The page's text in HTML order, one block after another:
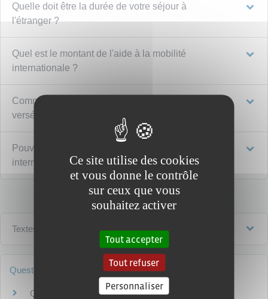
Quelle doit être la durée de votre séjour à
l'étranger ?
Quel est le montant de l'aide à la mobilité
internationale ?
Comment l'aide à la mobilité internationale est-elle
versée ?
Pouvez-vous cumuler l'aide à la mobilité
internationale avec d'autres aides ?
Textes de référence
Questions ? Réponses !
Quelles aides peut percevoir un étudiant ?
Ce site utilise des cookies
et vous donne le contrôle
sur ceux que vous
souhaitez activer
Tout accepter
Tout refuser
Personnaliser